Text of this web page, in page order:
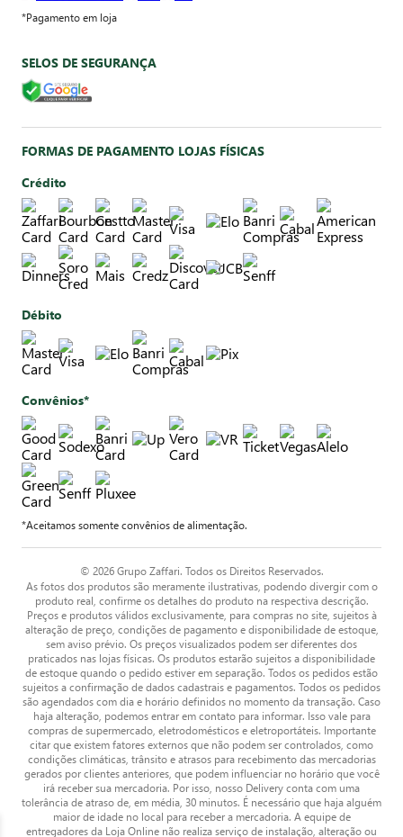
*Pagamento em loja
SELOS DE SEGURANÇA
FORMAS DE PAGAMENTO LOJAS FÍSICAS
Crédito
Débito
Convênios*
*Aceitamos somente convênios de alimentação.
© 2026 Grupo Zaffari. Todos os Direitos Reservados.
As fotos dos produtos são meramente ilustrativas, podendo divergir com o
produto real, confirme os detalhes do produto na respectiva descrição.
Preços e produtos válidos exclusivamente, para compras no site, sujeitos à
alteração de preço, condições de pagamento e disponibilidade de estoque,
sem aviso prévio. Os preços visualizados podem ser diferentes dos
praticados nas lojas físicas. Os produtos estarão sujeitos a disponibilidade
de estoque quando o pedido estiver em separação. Todos os pedidos estão
sujeitos a confirmação de dados cadastrais e pagamentos. Todos os pedidos
são agendados com dia e horário definidos no momento da transação. Caso
haja alteração, podemos entrar em contato para informar. Isso vale para
compras de supermercado, eletrodomésticos e eletroportáteis. Importante
citar que existem fatores externos que não podem ser controlados, como
condições climáticas, trânsito e atrasos para recebimento das mercadorias
gerados por clientes anteriores, que podem influenciar no horário que você
irá receber sua mercadoria. Por isso, nosso Delivery conta com uma
tolerância de atraso de, em média, 30 minutos. É necessário que haja alguém
maior de idade no local para receber a mercadoria. A equipe de
entregadores da Loja Online não realiza serviço de instalação, alteração ou